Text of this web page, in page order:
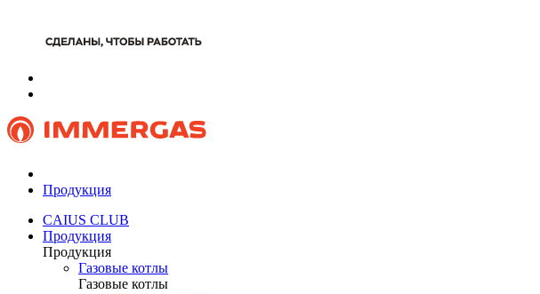
Продукция
CAIUS CLUB
Продукция
Продукция
Газовые котлы
Газовые котлы